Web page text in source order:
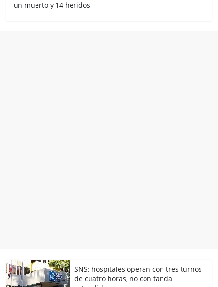
un muerto y 14 heridos
SNS: hospitales operan con tres turnos
de cuatro horas, no con tanda